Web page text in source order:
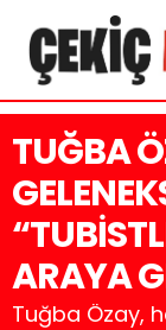
TUĞBA
ARAYA
Tuğba Özay,